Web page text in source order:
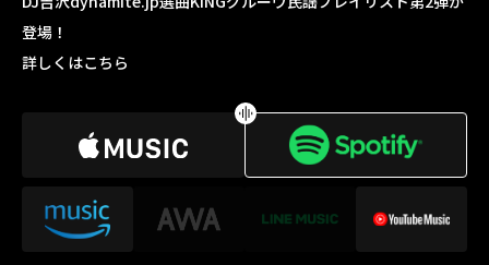
登場！
詳しくはこちら